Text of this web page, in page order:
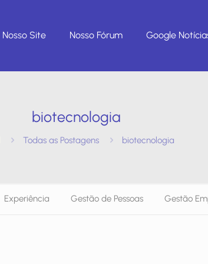
Nosso Site Nosso Fórum Google
biotecnologia
Todas as Postagens biotecnologia
Experiência Gestão de Pessoas Gestão